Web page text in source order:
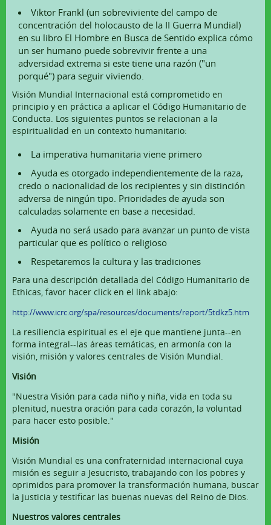
Viktor Frankl (un sobreviviente del campo de
concentración del holocausto de la II Guerra Mundial)
en su libro El Hombre en Busca de Sentido explica cómo
un ser humano puede sobrevivir frente a una
adversidad extrema si este tiene una razón ("un
porqué") para seguir viviendo.
Visión Mundial Internacional está comprometido en
principio y en práctica a aplicar el Código Humanitario de
Conducta. Los siguientes puntos se relacionan a la
espiritualidad en un contexto humanitario:
La imperativa humanitaria viene primero
Ayuda es otorgado independientemente de la raza,
credo o nacionalidad de los recipientes y sin distinción
adversa de ningún tipo. Prioridades de ayuda son
calculadas solamente en base a necesidad.
Ayuda no será usado para avanzar un punto de vista
particular que es político o religioso
Respetaremos la cultura y las tradiciones
Para una descripción detallada del Código Humanitario de
Ethicas, favor hacer click en el link abajo:
http://www.icrc.org/spa/resources/documents/report/5tdkz5.htm
La resiliencia espiritual es el eje que mantiene junta--en
forma integral--las áreas temáticas, en armonía con la
visión, misión y valores centrales de Visión Mundial.
Visión
"Nuestra Visión para cada niño y niña, vida en toda su
plenitud, nuestra oración para cada corazón, la voluntad
para hacer esto posible."
Misión
Visión Mundial es una confraternidad internacional cuya
misión es seguir a Jesucristo, trabajando con los pobres y
oprimidos para promover la transformación humana, buscar
la justicia y testificar las buenas nuevas del Reino de Dios.
Nuestros valores centrales